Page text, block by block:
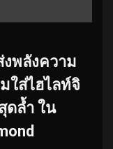
งพลังความ
ใส่ไฮไลท์จิ
ดล้ำ ใน